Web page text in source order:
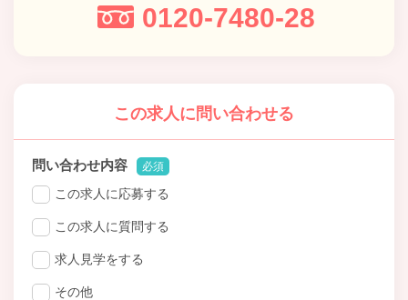
0120-7480-28
この求人に問い合わせる
問い合わせ内容 必須
この求人に応募する
この求人に質問する
求人見学をする
その他